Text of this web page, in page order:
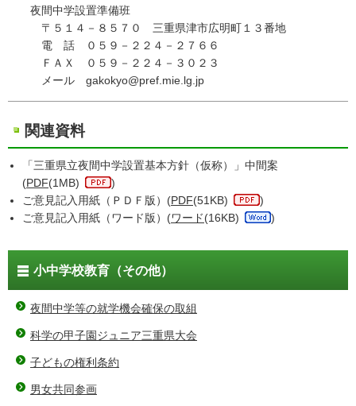
夜間中学設置準備班
〒５１４－８５７０ 三重県津市広明町１３番地
電 話 ０５９－２２４－２７６６
ＦＡＸ ０５９－２２４－３０２３
メール gakokyo@pref.mie.lg.jp
関連資料
「三重県立夜間中学設置基本方針（仮称）」中間案
(PDF(1MB)
)
ご意見記入用紙（ＰＤＦ版）(PDF(51KB)
)
ご意見記入用紙（ワード版）(ワード(16KB) )
小中学校教育（その他）
夜間中学等の就学機会確保の取組
科学の甲子園ジュニア三重県大会
子どもの権利条約
男女共同参画